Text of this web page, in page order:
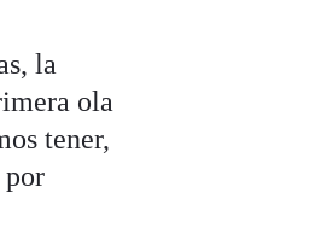
la
ola
tener,
por